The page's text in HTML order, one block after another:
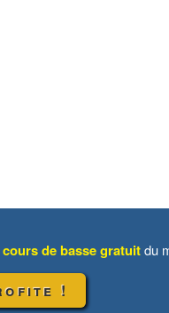
cours de basse gratuitdu
!